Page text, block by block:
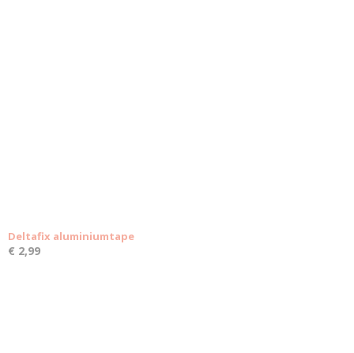
Deltafix aluminiumtape
€ 2,99